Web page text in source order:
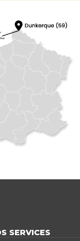
SERVICES